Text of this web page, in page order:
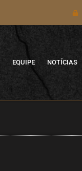
EQUIPE NOTÍCIAS